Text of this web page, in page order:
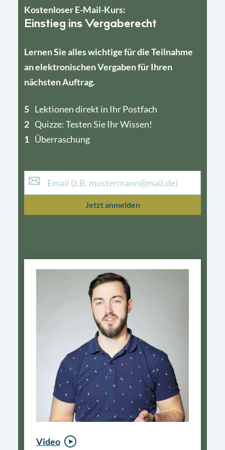
Kostenloser E-Mail-Kurs:
Einstieg ins Vergaberecht
Lernen Sie alles wichtige für die Teilnahme
an elektronischen Vergaben für Ihren
nächsten Auftrag.
5 Lektionen direkt in Ihr Postfach
2 Quizze: Testen Sie Ihr Wissen!
1 Überraschung
4
1
Jetzt anmelden
Video